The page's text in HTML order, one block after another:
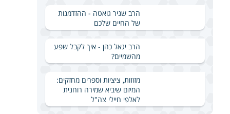
הרב שניר גואטה - ההזדמנות
של החיים שלכם
הרב יגאל כהן - איך לקבל שפע
מהשמיים?
מזוזות, ציציות וספרים מחזקים:
המיזם שיביא שמירה רוחנית
לאלפי חיילי צה"ל